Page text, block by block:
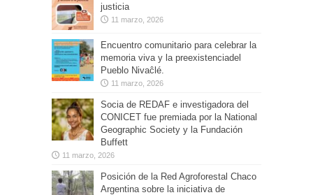
justicia
11 marzo, 2026
Encuentro comunitario para celebrar la
memoria viva y la preexistenciadel
Pueblo Nivaĉlé.
11 marzo, 2026
Socia de REDAF e investigadora del
CONICET fue premiada por la National
Geographic Society y la Fundación
Buffett
11 marzo, 2026
Posición de la Red Agroforestal Chaco
Argentina sobre la iniciativa de